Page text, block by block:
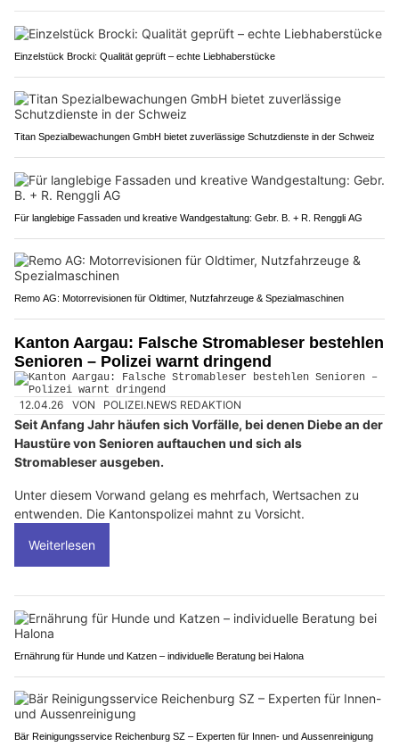
Einzelstück Brocki: Qualität geprüft – echte Liebhaberstücke
Titan Spezialbewachungen GmbH bietet zuverlässige Schutzdienste in der Schweiz
Für langlebige Fassaden und kreative Wandgestaltung: Gebr. B. + R. Renggli AG
Remo AG: Motorrevisionen für Oldtimer, Nutzfahrzeuge & Spezialmaschinen
Kanton Aargau: Falsche Stromableser bestehlen
Senioren – Polizei warnt dringend
12.04.26 VON POLIZEI.NEWS REDAKTION
Seit Anfang Jahr häufen sich Vorfälle, bei denen Diebe an der
Haustüre von Senioren auftauchen und sich als
Stromableser ausgeben.
Unter diesem Vorwand gelang es mehrfach, Wertsachen zu
entwenden. Die Kantonspolizei mahnt zu Vorsicht.
Weiterlesen
Ernährung für Hunde und Katzen – individuelle Beratung bei Halona
Bär Reinigungsservice Reichenburg SZ – Experten für Innen- und Aussenreinigung